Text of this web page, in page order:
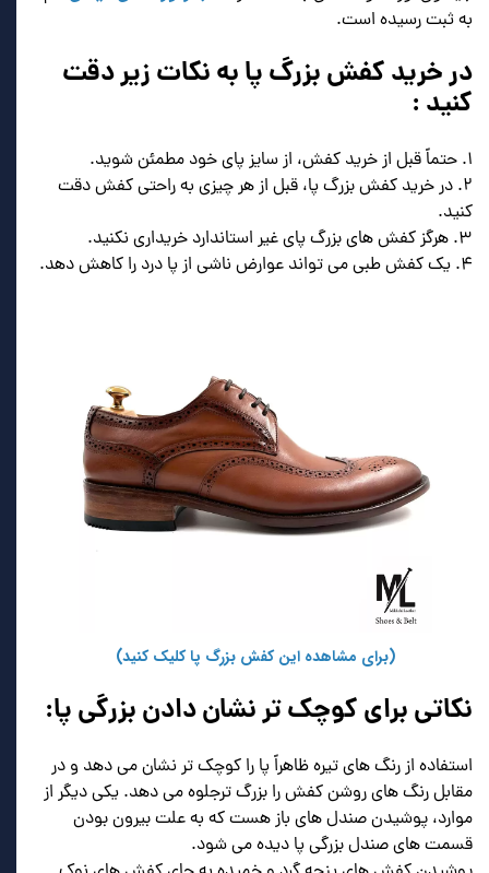
به ثبت رسیده است.
در خرید کفش بزرگ پا به نکات زیر دقت
کنید :
۱. حتماً قبل از خرید کفش، از سایز پای خود مطمئن شوید.
۲. در خرید کفش بزرگ پا، قبل از هر چیزی به راحتی کفش دقت
کنید.
۳. هرگز کفش های بزرگ پای غیر استاندارد خریداری نکنید.
۴. یک کفش طبی می تواند عوارض ناشی از پا درد را کاهش دهد.
(برای مشاهده این کفش بزرگ پا کلیک کنید)
نکاتی برای کوچک تر نشان دادن بزرگی پا:
استفاده از رنگ های تیره ظاهراً پا را کوچک تر نشان می دهد و در
مقابل رنگ های روشن کفش را بزرگ ترجلوه می دهد. یکی دیگر از
موارد، پوشیدن صندل های باز هست که به علت بیرون بودن
قسمت های صندل بزرگی پا دیده می شود.